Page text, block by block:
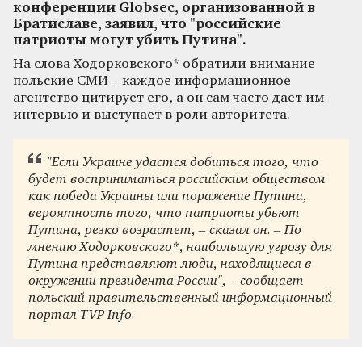
конференции Globsec, организованной в
Братиславе, заявил, что "российские
патриоты могут убить Путина".
На слова Ходорковского* обратили внимание
польские СМИ – каждое информационное
агентство цитирует его, а он сам часто дает им
интервью и выступает в роли авторитета.
"Если Украине удастся добиться того, что
будет восприниматься российским обществом
как победа Украины или поражение Путина,
вероятность того, что патриоты убьют
Путина, резко возрастет, – сказал он. – По
мнению Ходорковского*, наибольшую угрозу для
Путина представляют люди, находящиеся в
окружении президента России", – сообщает
польский правительственный информационный
портал TVP Info.